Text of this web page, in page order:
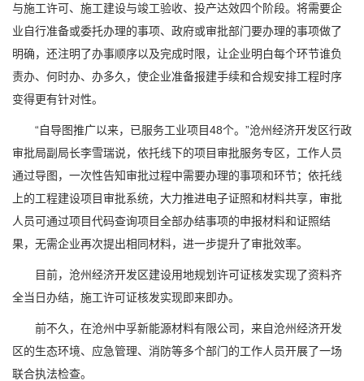
与施工许可、施工建设与竣工验收、投产达效四个阶段。将需要企
业自行准备或委托办理的事项、政府或审批部门要办理的事项做了
明确，还注明了办事顺序以及完成时限，让企业明白每个环节谁负
责办、何时办、办多久，使企业准备报建手续和合规安排工程时序
变得更有针对性。
“自导图推广以来，已服务工业项目48个。”沧州经济开发区行政
审批局副局长李雪瑞说，依托线下的项目审批服务专区，工作人员
通过导图，一次性告知审批过程中需要办理的事项和环节；依托线
上的工程建设项目审批系统，大力推进电子证照和材料共享，审批
人员可通过项目代码查询项目全部办结事项的申报材料和证照结
果，无需企业再次提出相同材料，进一步提升了审批效率。
目前，沧州经济开发区建设用地规划许可证核发实现了资料齐
全当日办结，施工许可证核发实现即来即办。
前不久，在沧州中孚新能源材料有限公司，来自沧州经济开发
区的生态环境、应急管理、消防等多个部门的工作人员开展了一场
联合执法检查。